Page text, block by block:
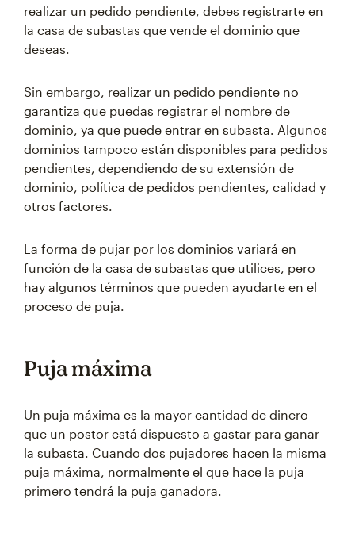
realizar un pedido pendiente, debes registrarte en
la casa de subastas que vende el dominio que
deseas.
Sin embargo, realizar un pedido pendiente no
garantiza que puedas registrar el nombre de
dominio, ya que puede entrar en subasta. Algunos
dominios tampoco están disponibles para pedidos
pendientes, dependiendo de su extensión de
dominio, política de pedidos pendientes, calidad y
otros factores.
La forma de pujar por los dominios variará en
función de la casa de subastas que utilices, pero
hay algunos términos que pueden ayudarte en el
proceso de puja.
Puja máxima
Un puja máxima es la mayor cantidad de dinero
que un postor está dispuesto a gastar para ganar
la subasta. Cuando dos pujadores hacen la misma
puja máxima, normalmente el que hace la puja
primero tendrá la puja ganadora.